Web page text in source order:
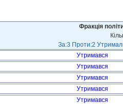
Фракція
За:3 Проти:2
Утримався
Утримався
Утримався
Утримався
Утримався